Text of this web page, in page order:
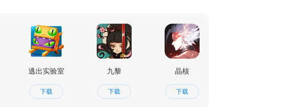
逃出实验室
下载
九黎
下载
晶核
下载